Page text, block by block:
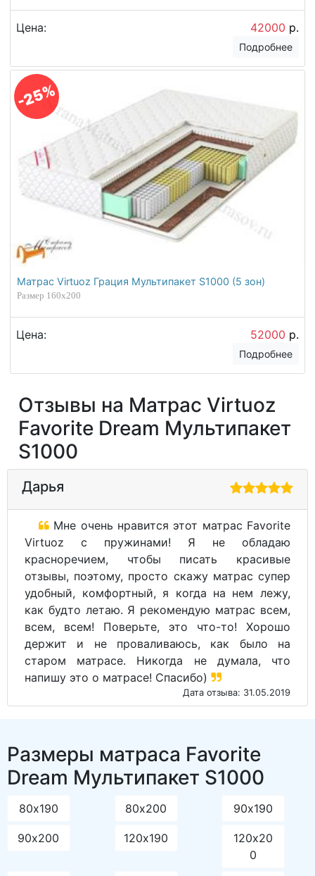
Цена: 42000 р.
Подробнее
-25%
Матрас Virtuoz Грация Мультипакет S1000 (5 зон)
Размер 160х200
Цена: 52000 р.
Подробнее
Отзывы на Матрас Virtuoz
Favorite Dream Мультипакет
S1000
Дарья
Мне очень нравится этот матрас Favorite
Virtuoz с пружинами! Я не обладаю
красноречием, чтобы писать красивые
отзывы, поэтому, просто скажу матрас супер
удобный, комфортный, я когда на нем лежу,
как будто летаю. Я рекомендую матрас всем,
всем, всем! Поверьте, это что-то! Хорошо
держит и не проваливаюсь, как было на
старом матрасе. Никогда не думала, что
напишу это о матрасе! Спасибо)
Дата отзыва: 31.05.2019
Размеры матраса Favorite
Dream Мультипакет S1000
80х190 80х200 90х190
90х200 120х190
120х20
0